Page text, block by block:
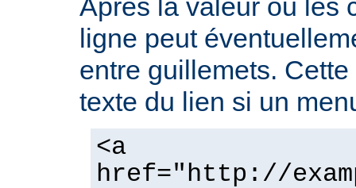
Après la valeur ou les
ligne peut
entre guillemets.
texte du lien si un
<a
href="http://